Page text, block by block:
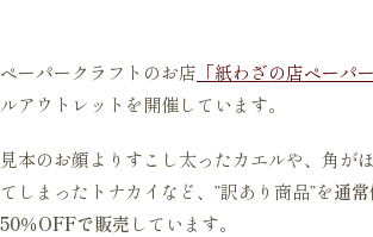
ペーパークラフトのお店 「紙わざの店ペーパ
ルアウトレットを開催しています。
見本のお顔よりすこし太ったカエルや、角が
てしまったトナカイなど、”訳あり商品”を通
50％OFFで販売しています。